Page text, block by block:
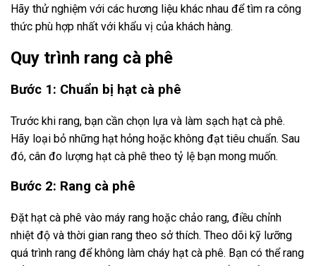
Hãy thử nghiệm với các hương liệu khác nhau để tìm ra công
thức phù hợp nhất với khẩu vị của khách hàng.
Quy trình rang cà phê
Bước 1: Chuẩn bị hạt cà phê
Trước khi rang, bạn cần chọn lựa và làm sạch hạt cà phê.
Hãy loại bỏ những hạt hỏng hoặc không đạt tiêu chuẩn. Sau
đó, cân đo lượng hạt cà phê theo tỷ lệ bạn mong muốn.
Bước 2: Rang cà phê
Đặt hạt cà phê vào máy rang hoặc chảo rang, điều chỉnh
nhiệt độ và thời gian rang theo sở thích. Theo dõi kỹ lưỡng
quá trình rang để không làm cháy hạt cà phê. Bạn có thể rang